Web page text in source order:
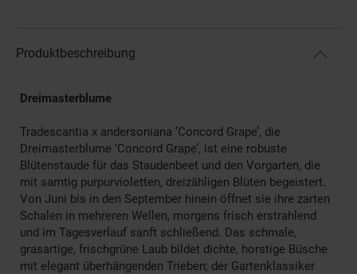
Produktbeschreibung
Dreimasterblume
Tradescantia x andersoniana ‘Concord Grape’, die
Dreimasterblume ‘Concord Grape’, ist eine robuste
Blütenstaude für das Staudenbeet und den Vorgarten, die
mit samtig purpurvioletten, dreizähligen Blüten begeistert.
Von Juni bis in den September hinein öffnet sie ihre zarten
Schalen in mehreren Wellen, morgens frisch erstrahlend
und im Tagesverlauf sanft schließend. Das schmale,
grasartige, frischgrüne Laub bildet dichte, horstige Büsche
mit elegant überhängenden Trieben; der Gartenklassiker